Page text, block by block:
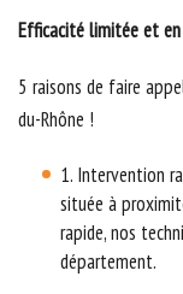
Efficacité limitée et
5 raisons de faire
du-Rhône !
1. Intervention
située à
rapide, nos
département.